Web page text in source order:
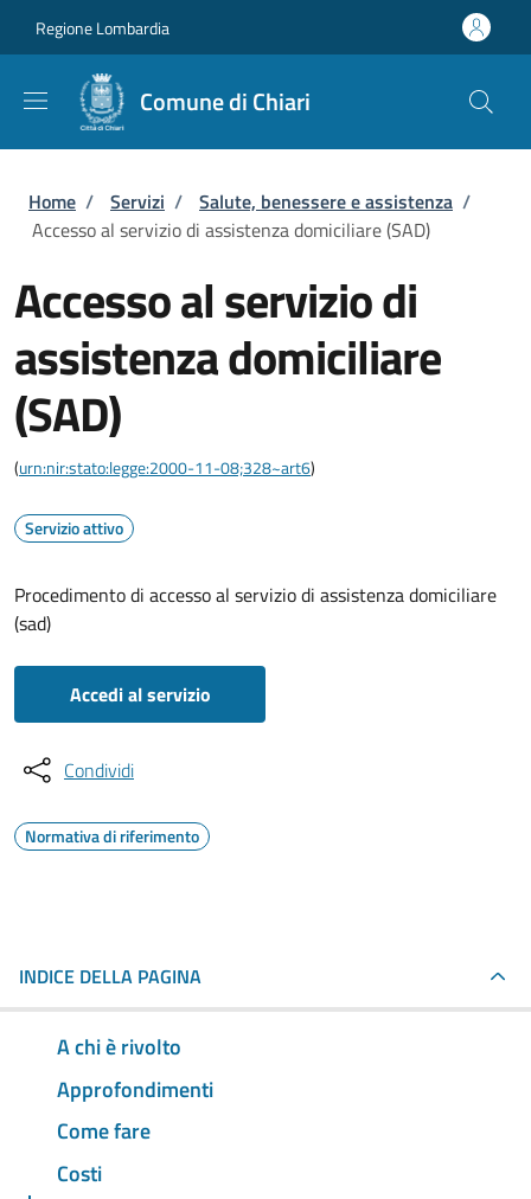
Regione Lombardia
Comune di Chiari
Briciole di pane
Home / Servizi / Salute, benessere e assistenza /
Accesso al servizio di assistenza domiciliare (SAD)
Accesso al servizio di
assistenza domiciliare
(SAD)
(urn:nir:stato:legge:2000-11-08;328~art6)
Servizio attivo
Procedimento di accesso al servizio di assistenza domiciliare
(sad)
Accedi al servizio
Condividi
Normativa di riferimento
INDICE DELLA PAGINA
A chi è rivolto
Approfondimenti
Come fare
Costi